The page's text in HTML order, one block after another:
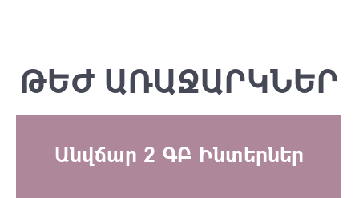
ԹԵԺ ԱՌԱՋԱՐԿՆԵՐ
Անվճար 2 ԳԲ Ինտերներ